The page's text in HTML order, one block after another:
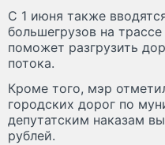
С 1 июня также
большегрузов на
поможет разгрузить
потока.
Кроме того, мэр
городских дорог по
депутатским наказам
рублей.